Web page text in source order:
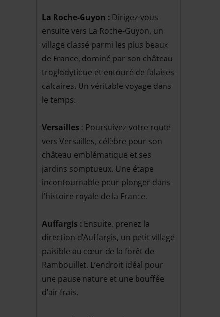
La Roche-Guyon : Dirigez-vous
ensuite vers La Roche-Guyon, un
village classé parmi les plus beaux
de France, dominé par son château
troglodytique et entouré de falaises
calcaires. Un véritable voyage dans
le temps.
Versailles : Poursuivez votre route
vers Versailles, célèbre pour son
château emblématique et ses
jardins somptueux. Une étape
incontournable pour plonger dans
l’histoire royale de la France.
Auffargis : Ensuite, prenez la
direction d’Auffargis, un petit village
paisible au cœur de la forêt de
Rambouillet. L’endroit idéal pour
une pause nature et une bouffée
d’air frais.